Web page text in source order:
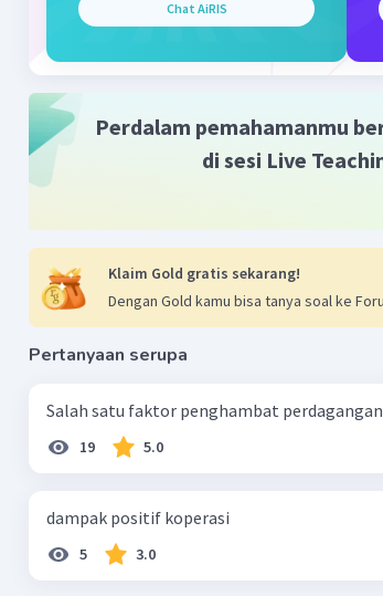
Fungsi utama pasar: fungsi
Chat AiRIS
Perdalam pemahamanmu
di sesi Live
Klaim Gold gratis sekarang!
Dengan Gold kamu bisa tanya soal ke
Pertanyaan serupa
Salah satu faktor penghambat
19 5.0
dampak positif koperasi
5 3.0